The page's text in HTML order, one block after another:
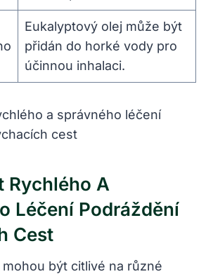
Eukalyptový ‍olej může ⁤být‍
přidán ⁤do horké vody pro
⁤účinnou ⁢inhalaci.
Rychlého ‌a
Léčení Podráždění
Cest
být citlivé na různé